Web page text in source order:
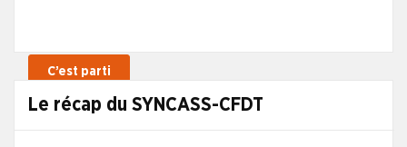
Le récap du SYNCASS-CFDT